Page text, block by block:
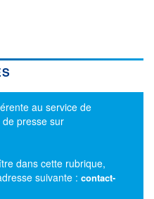
au service de
presse sur
dans cette rubrique,
suivante : contact-